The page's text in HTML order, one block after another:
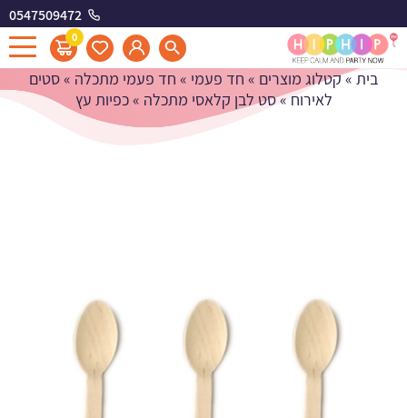
0547509472
0 כפיות עץ
בית»קטלוג מוצרים » חד פעמי » חד פעמי מתכלה »סטים
לאירוח»סט לבן קלאסי מתכלה »כפיות עץ